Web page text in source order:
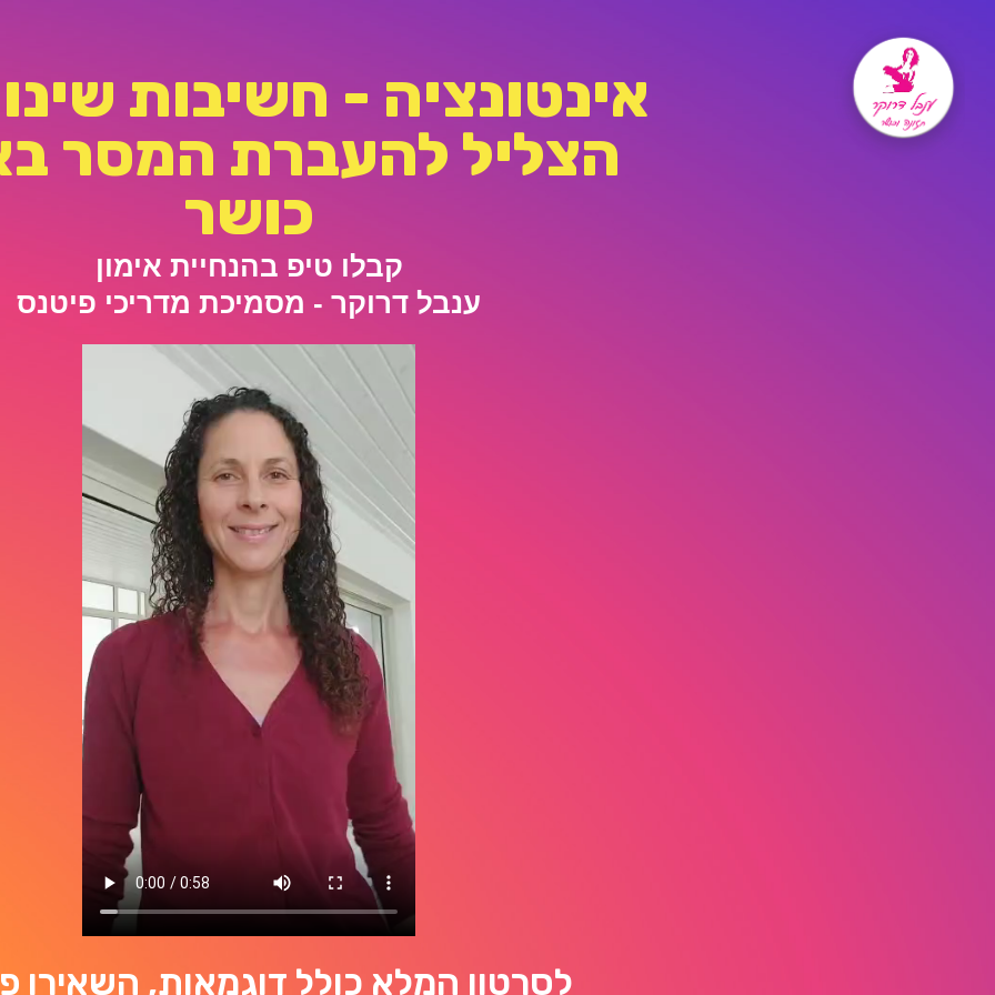
אינטונציה - חשיבות
הצליל להעברת המסר
כושר
קבלו טיפ בהנחיית אימון
ענבל דרוקר - מסמיכת מדריכי פיטנס
לסרטון המלא כולל דוגמאות, השאירו